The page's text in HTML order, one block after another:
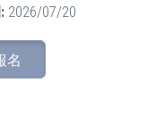
2026/07/20
名